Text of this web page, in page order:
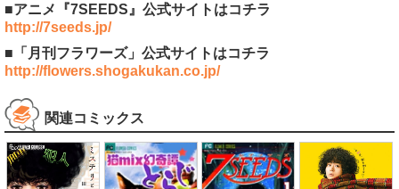
■アニメ『7SEEDS』公式サイトはコチラ
http://7seeds.jp/
■「月刊フラワーズ」公式サイトはコチラ
http://flowers.shogakukan.co.jp/
関連コミックス